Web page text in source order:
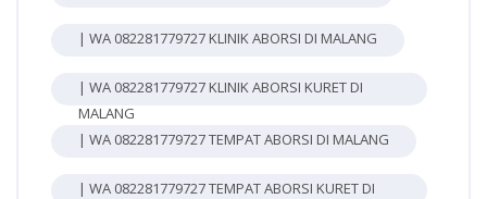
| WA 082281779727 KLINIK ABORSI DI MALANG
| WA 082281779727 KLINIK ABORSI KURET DI
MALANG
| WA 082281779727 TEMPAT ABORSI DI MALANG
| WA 082281779727 TEMPAT ABORSI KURET DI